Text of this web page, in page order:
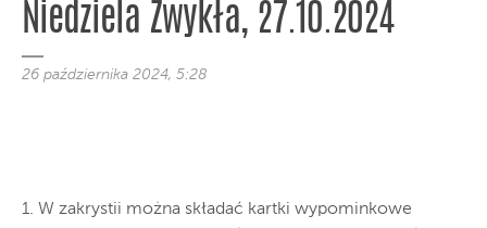
Niedziela Zwykła, 27.10.2024
26 października 2024, 5:28
1. W zakrystii można składać kartki wypominkowe